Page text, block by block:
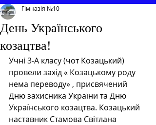
День Українського
козацтва!
Гімназія №10
Учні 3-А класу (чот Козацький)
провели захід « Козацькому роду
нема переводу» , присвячений
Дню захисника України та Дню
Українського козацтва. Козацький
наставник Стамова Світлана